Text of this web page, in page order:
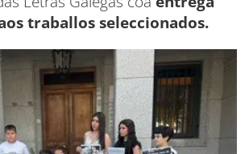
traballos seleccionados.